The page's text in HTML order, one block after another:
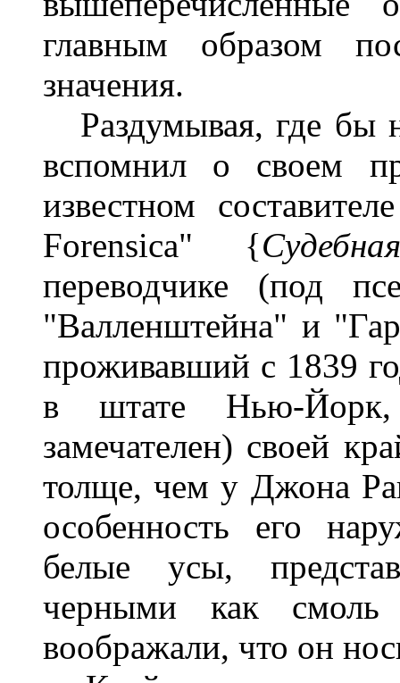
главным образом
значения.
Раздумывая, где бы
вспомнил о своем
известном
Forensica" {
переводчике (под
"Валленштейна" и
проживавший с 1839
в штате Нью-Йорк,
замечателен) своей
толще, чем у Джона
особенность его
белые усы,
черными как
воображали, что он